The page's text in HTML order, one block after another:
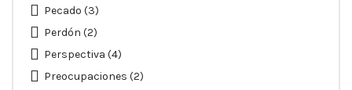
Pecado (3)
Perdón (2)
Perspectiva (4)
Preocupaciones (2)